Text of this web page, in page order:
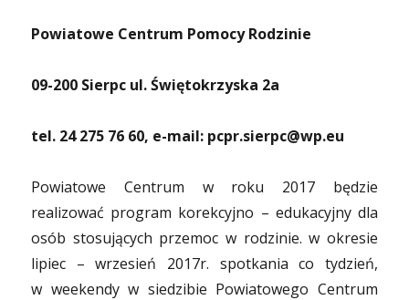
Powiatowe Centrum Pomocy Rodzinie
09-200 Sierpc ul. Świętokrzyska 2a
tel. 24 275 76 60, e-mail: pcpr.sierpc@wp.eu
Powiatowe Centrum w roku 2017 będzie
realizować program korekcyjno – edukacyjny dla
osób stosujących przemoc w rodzinie. w okresie
lipiec – wrzesień 2017r. spotkania co tydzień,
w weekendy w siedzibie Powiatowego Centrum